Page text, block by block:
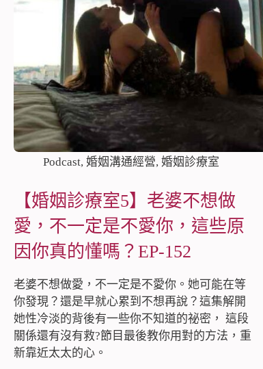
Podcast, 婚姻溝通經營, 婚姻診療室
【婚姻診療室5】老婆不想做
愛，不一定是不愛你，這些原
因你真的懂嗎？EP-152
老婆不想做愛，不一定是不愛你。她可能在等
你發現？還是早就心累到不想再說？這集解開
她性冷淡的背後有一些你不知道的祕密， 這段
關係還有沒有救?節目最後教你用對的方法，重
新靠近太太的心。